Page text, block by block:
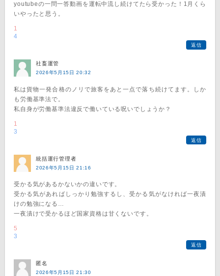
youtubeの一問一答動画を運転中流し続けてたら受かった！1月くら
いやったと思う。
1
4
返信
社畜運管
2026年5月15日 20:32
私は貨物一発合格のノリで旅客をあと一点で落ち続けてます。しか
も労働基準法で。
私自身が労働基準法違反で働いている呪いでしょうか？
1
3
返信
統括運行管理者
2026年5月15日 21:16
受かる気があるかないかの違いです。
受かる気があればしっかり勉強するし、受かる気がなければ一夜漬
けの勉強になる…
一夜漬けで受かるほど国家資格は甘くないです。
5
3
返信
匿名
2026年5月15日 21:30